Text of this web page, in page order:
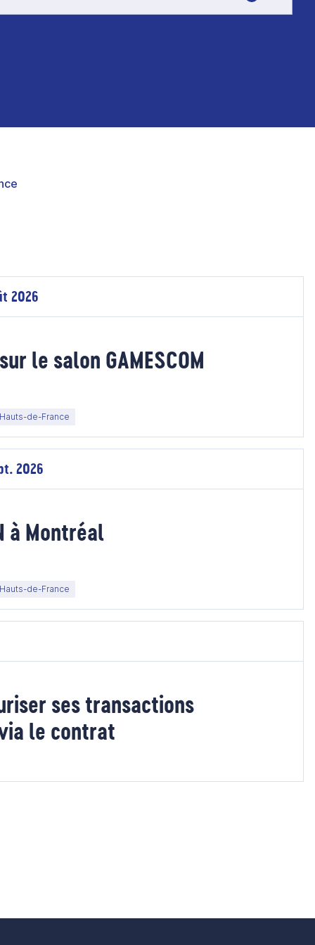
2026
le salon GAMESCOM
de-France
2026
à Montréal
de-France
ses transactions
le contrat